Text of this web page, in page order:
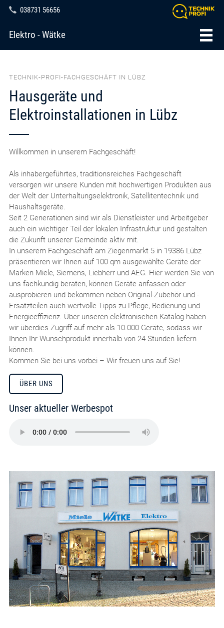
038731 56656
Elektro - Wätke
TECHNIK-PROFI-FACHGESCHÄFT IN LÜBZ
Hausgeräte und
Elektroinstallationen in Lübz
Willkommen in unserem Fachgeschäft!
Als inhabergeführtes, traditionsreiches Fachgeschäft
versorgen wir unsere Kunden mit hochwertigen Produkten aus
der Welt der Unterhaltungselektronik, Satellitentechnik und
Haushaltsgeräte.
Seit 2 Generationen sind wir als Dienstleister und Arbeitgeber
auch ein wichtiger Teil der lokalen Infrastruktur und gestalten
die Zukunft unserer Gemeinde aktiv mit.
In unserem Fachgeschäft am Ziegenmarkt 5 in 19386 Lübz
präsentieren wir Ihnen auf 100 qm ausgewählte Geräte der
Marken Miele, Siemens, Liebherr und AEG. Hier werden Sie von
uns fachkundig beraten, können Geräte anfassen oder
ausprobieren und bekommen neben Original-Zubehör und -
Ersatzteilen auch wertvolle Tipps zu Pflege, Bedienung und
Energieeffizienz. Über unseren elektronischen Katalog haben
wir überdies Zugriff auf mehr als 10.000 Geräte, sodass wir
Ihnen Ihr Wunschprodukt innerhalb von 24 Stunden liefern
können.
Kommen Sie bei uns vorbei – Wir freuen uns auf Sie!
ÜBER UNS
Unser aktueller Werbespot